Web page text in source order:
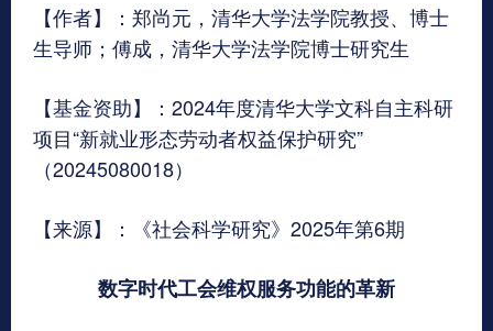
【作者】：郑尚元，清华大学法学院教授、博士
生导师；傅成，清华大学法学院博士研究生
【基金资助】：2024年度清华大学文科自主科研
项目“新就业形态劳动者权益保护研究”
（20245080018）
【来源】：《社会科学研究》2025年第6期
数字时代工会维权服务功能的革新